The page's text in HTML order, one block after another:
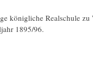
königliche Realschule
1895/96.